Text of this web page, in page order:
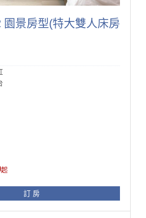
園景房型(特大雙人床房
起
訂 房